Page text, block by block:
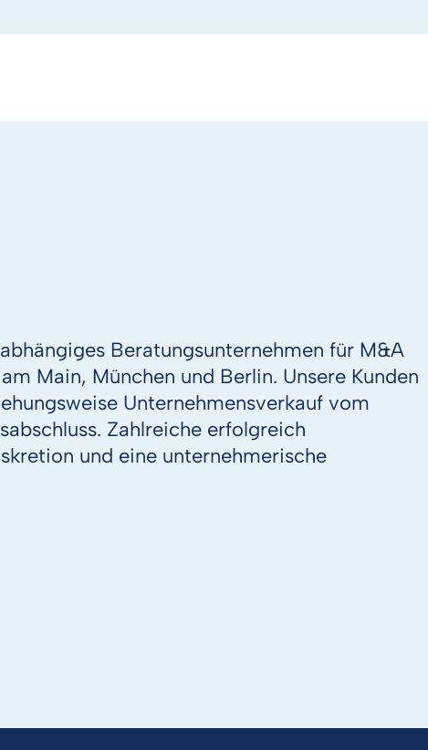
Beratungsunternehmen für M&A
Main, München und Berlin. Unsere Kunden
Unternehmensverkauf vom
Zahlreiche erfolgreich
und eine unternehmerische